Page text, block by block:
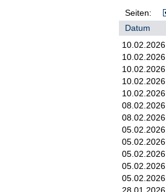
Seiten:
Datum
10.02.2026
10.02.2026
10.02.2026
10.02.2026
10.02.2026
08.02.2026
08.02.2026
05.02.2026
05.02.2026
05.02.2026
05.02.2026
05.02.2026
28.01.2026